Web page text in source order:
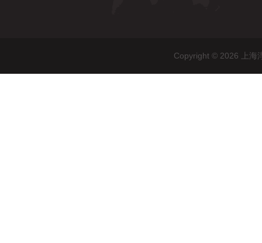
Copyright © 2026 上